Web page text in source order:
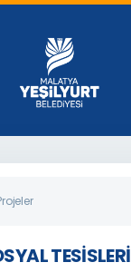
TESİSLERİ